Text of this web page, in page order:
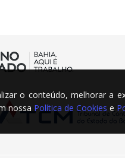
o conteúdo, melhorar a
nossa Política de Cookies e